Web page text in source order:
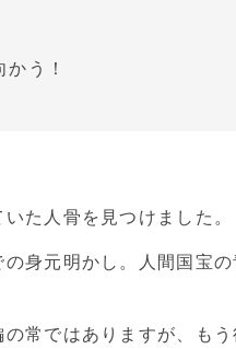
う！
た人骨を見つけました。
身元明かし。人間国宝の
常ではありますが、も